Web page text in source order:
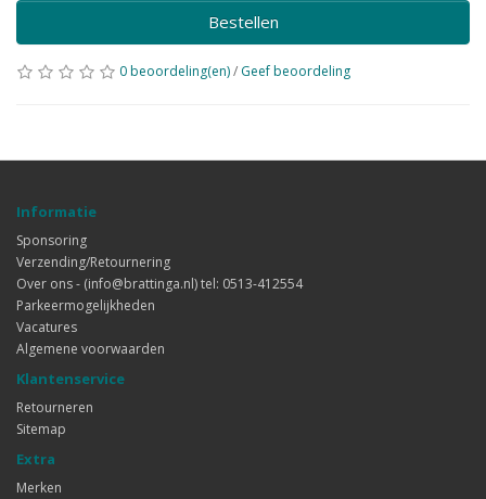
Bestellen
0 beoordeling(en)/ Geef beoordeling
Informatie
Sponsoring
Verzending/Retournering
Over ons - (info@brattinga.nl) tel: 0513-412554
Parkeermogelijkheden
Vacatures
Algemene voorwaarden
Klantenservice
Retourneren
Sitemap
Extra
Merken